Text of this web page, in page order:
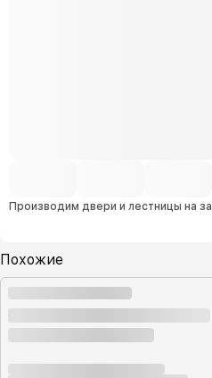
Производим двери и лестницы на
Похожие